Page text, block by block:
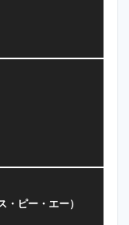
・ピー・エー）